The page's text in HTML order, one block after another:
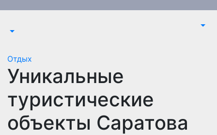
Отдых
Уникальные
туристические
объекты Саратова